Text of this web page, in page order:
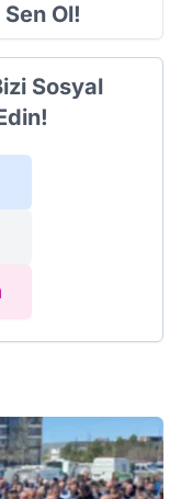
Ol!
Sosyal